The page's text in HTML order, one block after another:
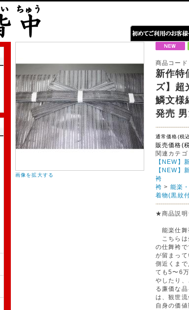
画像を拡大する
商品コー
新作特
ズ】超
鱗文様
発売
通常価格(税
販売価格(
関連カテゴ
【NEW】
【NEW】
袴
袴 > 能楽
着物(黒紋
★商品
能楽仕舞
こちらは
の仕舞袴
が留まっ
側近くまで
ても5〜6
やしたり、
る廉価な
は、観世
自身の価